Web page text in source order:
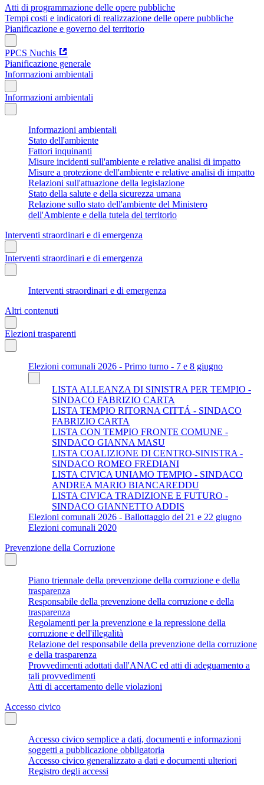
Atti di programmazione delle opere pubbliche
Tempi costi e indicatori di realizzazione delle opere pubbliche
Pianificazione e governo del territorio
PPCS Nuchis
Pianificazione generale
Informazioni ambientali
Informazioni ambientali
Informazioni ambientali
Stato dell'ambiente
Fattori inquinanti
Misure incidenti sull'ambiente e relative analisi di impatto
Misure a protezione dell'ambiente e relative analisi di impatto
Relazioni sull'attuazione della legislazione
Stato della salute e della sicurezza umana
Relazione sullo stato dell'ambiente del Ministero
dell'Ambiente e della tutela del territorio
Interventi straordinari e di emergenza
Interventi straordinari e di emergenza
Interventi straordinari e di emergenza
Altri contenuti
Elezioni trasparenti
Elezioni comunali 2026 - Primo turno - 7 e 8 giugno
LISTA ALLEANZA DI SINISTRA PER TEMPIO -
SINDACO FABRIZIO CARTA
LISTA TEMPIO RITORNA CITTÁ - SINDACO
FABRIZIO CARTA
LISTA CON TEMPIO FRONTE COMUNE -
SINDACO GIANNA MASU
LISTA COALIZIONE DI CENTRO-SINISTRA -
SINDACO ROMEO FREDIANI
LISTA CIVICA UNIAMO TEMPIO - SINDACO
ANDREA MARIO BIANCAREDDU
LISTA CIVICA TRADIZIONE E FUTURO -
SINDACO GIANNETTO ADDIS
Elezioni comunali 2026 - Ballottaggio del 21 e 22 giugno
Elezioni comunali 2020
Prevenzione della Corruzione
Piano triennale della prevenzione della corruzione e della
trasparenza
Responsabile della prevenzione della corruzione e della
trasparenza
Regolamenti per la prevenzione e la repressione della
corruzione e dell'illegalità
Relazione del responsabile della prevenzione della corruzione
e della trasparenza
Provvedimenti adottati dall'ANAC ed atti di adeguamento a
tali provvedimenti
Atti di accertamento delle violazioni
Accesso civico
Accesso civico semplice a dati, documenti e informazioni
soggetti a pubblicazione obbligatoria
Accesso civico generalizzato a dati e documenti ulteriori
Registro degli accessi